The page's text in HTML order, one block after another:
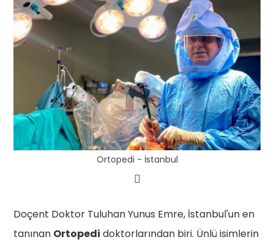
Ortopedi - İstanbul
Doçent Doktor Tuluhan Yunus Emre, İstanbul'un en
tanınan Ortopedi doktorlarından biri. Ünlü isimlerin